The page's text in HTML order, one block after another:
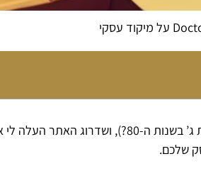
זה הפוסט הראשון שאני כותב באתר החדש, חדיש ומחודש שלי (היי, מישהו זוכר שהייתה תוכנית רדיו
שלכם.